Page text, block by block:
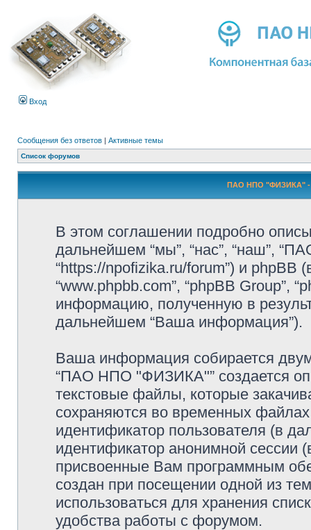
Вход
Сообщения без ответов | Активные темы
Список форумов
ПАО НПО "ФИЗИКА" -
В этом соглашении подробно
дальнейшем “мы”, “нас”, “наш”,
“https://npofizika.ru/forum”) и phpBB
“www.phpbb.com”, “phpBB Group”,
информацию, полученную в
дальнейшем “Ваша информация”).
Ваша информация собирается
“ПАО НПО "ФИЗИКА"” создается
текстовые файлы, которые
сохраняются во временных
идентификатор пользователя (в
идентификатор анонимной сессии
присвоенные Вам программным
создан при посещении одной из
использоваться для хранения
удобства работы с форумом.